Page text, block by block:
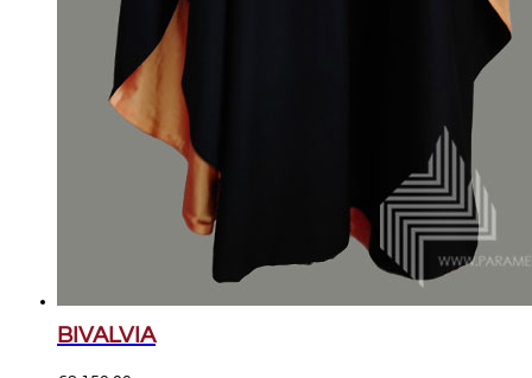
BIVALVIA